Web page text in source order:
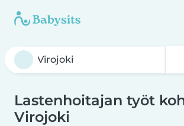
Lastenhoitajan työt
Virojoki